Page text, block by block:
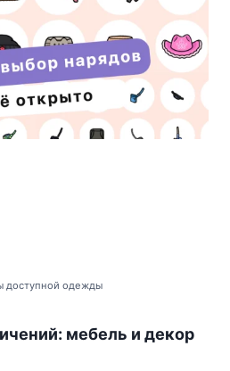
доступной одежды
мебель и декор